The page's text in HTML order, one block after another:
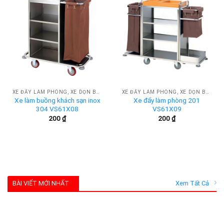
Xe làm buồng khách sạn inox
304 VS61X08
200₫
Xe đẩy làm phòng 201
VS61X09
200₫
BÀI VIẾT MỚI NHẤT Xem Tất Cả